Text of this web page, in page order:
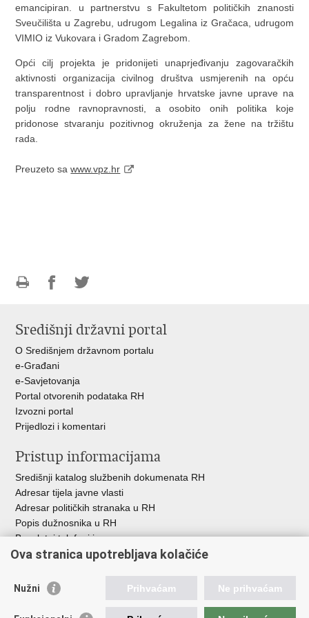
emancipiran. u partnerstvu s Fakultetom političkih znanosti
Sveučilišta u Zagrebu, udrugom Legalina iz Gračaca, udrugom
VIMIO iz Vukovara i Gradom Zagrebom.
Opći cilj projekta je pridonijeti unaprjeđivanju zagovaračkih
aktivnosti organizacija civilnog društva usmjerenih na opću
transparentnost i dobro upravljanje hrvatske javne uprave na
polju rodne ravnopravnosti, a osobito onih politika koje
pridonose stvaranju pozitivnog okruženja za žene na tržištu
rada.
Preuzeto sawww.vpz.hr
FacebookuTwitteru
Središnji državni portal
O Središnjem državnom portalu
e-Građani
e-Savjetovanja
Portal otvorenih podataka RH
Izvozni portal
Prijedlozi i komentari
Pristup informacijama
Središnji katalog službenih dokumenata RH
Adresar tijela javne vlasti
Adresar političkih stranaka u RH
Popis dužnosnika u RH
Besplatni telefoni javne uprave
Pozivi za žurnu pomoć
Važne poveznice
Ova stranica upotrebljava kolačiće
Nužni Prihvaćam Ne prihvaćam